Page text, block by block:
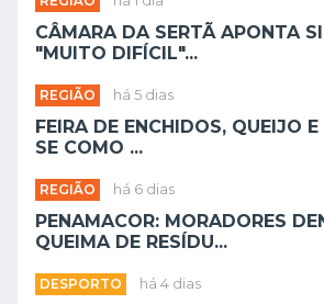
CÂMARA DA SERTÃ APONTA
"MUITO DIFÍCIL"...
REGIÃO há 5 dias
FEIRA DE ENCHIDOS, QUEIJO
SE COMO ...
REGIÃO há 6 dias
PENAMACOR: MORADORES
QUEIMA DE RESÍDU...
DESPORTO há 4 dias